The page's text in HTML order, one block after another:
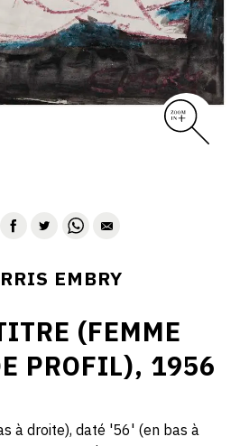
1964-1969
1970-1974
1975-1980
EMBRY
(FEMME
PROFIL), 1956
à droite), daté '56' (en bas à